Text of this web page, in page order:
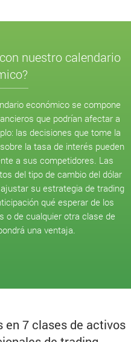
nuestro calendario
económico se compone
que podrían afectar a
las decisiones que tome la
la tasa de interés pueden
a sus competidores. Las
del tipo de cambio del dólar
su estrategia de trading
qué esperar de los
o de cualquier otra clase de
una ventaja.
en 7 clases de activos